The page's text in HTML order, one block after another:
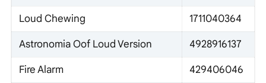
Loud Chewing 1711040364
Astronomia Oof Loud Version 4928916137
Fire Alarm 429406046